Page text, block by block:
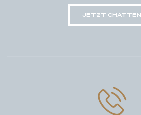
JETZT CHATTEN